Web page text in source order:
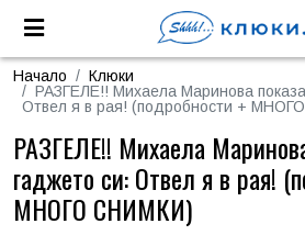
Начало
Клюки
РАЗГЕЛЕ!! Михаела Маринова
Отвел я в рая! (подробности +
РАЗГЕЛЕ!! Михаела
гаджето си: Отвел я в рая!
МНОГО СНИМКИ)